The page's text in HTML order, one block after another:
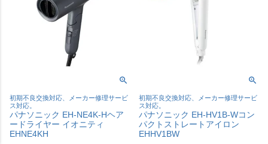
初期不良交換対応、メーカー修理サービ
ス対応。
パナソニック EH-NE4K-Hヘア
ードライヤー イオニティ
EHNE4KH
初期不良交換対応、メーカー修理サービ
ス対応。
パナソニック EH-HV1B-Wコン
パクトストレートアイロン
EHHV1BW